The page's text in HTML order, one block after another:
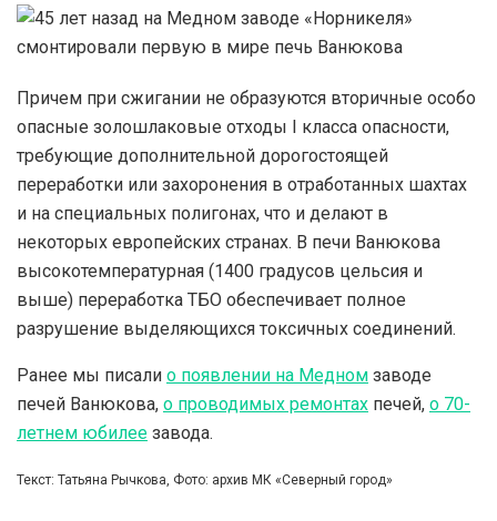
Причем при сжигании не образуются вторичные особо
опасные золошлаковые отходы I класса опасности,
требующие дополнительной дорогостоящей
переработки или захоронения в отработанных шахтах
и на специальных полигонах, что и делают в
некоторых европейских странах. В печи Ванюкова
высокотемпературная (1400 градусов цельсия и
выше) переработка ТБО обеспечивает полное
разрушение выделяющихся токсичных соединений.
Ранее мы писали о появлении на Медном заводе
печей Ванюкова, о проводимых ремонтах печей, о 70-
летнем юбилее завода.
Текст: Татьяна Рычкова, Фото: архив МК «Северный город»